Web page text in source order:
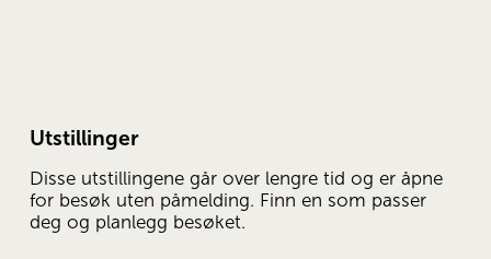
Utstillinger
Disse utstillingene går over lengre tid og er åpne
for besøk uten påmelding. Finn en som passer
deg og planlegg besøket.